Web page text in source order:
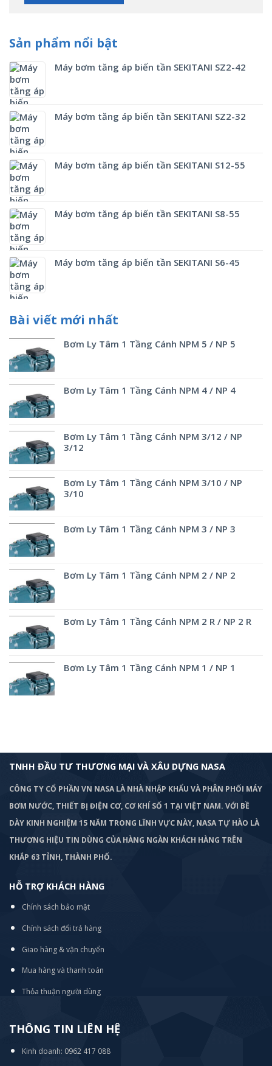
Sản phẩm nổi bật
Máy bơm tăng áp biến tần SEKITANI SZ2-42
Máy bơm tăng áp biến tần SEKITANI SZ2-32
Máy bơm tăng áp biến tần SEKITANI S12-55
Máy bơm tăng áp biến tần SEKITANI S8-55
Máy bơm tăng áp biến tần SEKITANI S6-45
Bài viết mới nhất
Bơm Ly Tâm 1 Tầng Cánh NPM 5 / NP 5
Bơm Ly Tâm 1 Tầng Cánh NPM 4 / NP 4
Bơm Ly Tâm 1 Tầng Cánh NPM 3/12 / NP
3/12
Bơm Ly Tâm 1 Tầng Cánh NPM 3/10 / NP
3/10
Bơm Ly Tâm 1 Tầng Cánh NPM 3 / NP 3
Bơm Ly Tâm 1 Tầng Cánh NPM 2 / NP 2
Bơm Ly Tâm 1 Tầng Cánh NPM 2 R / NP 2 R
Bơm Ly Tâm 1 Tầng Cánh NPM 1 / NP 1
TNHH ĐẦU TƯ THƯƠNG MẠI VÀ XÂU DỰNG NASA
CÔNG TY CỔ PHẦN VN NASA LÀ NHÀ NHẬP KHẨU VÀ PHÂN PHỐI MÁY
BƠM NƯỚC, THIẾT BỊ ĐIỆN CƠ, CƠ KHÍ SỐ 1 TẠI VIỆT NAM. VỚI BỀ
DÀY KINH NGHIỆM 15 NĂM TRONG LĨNH VỰC NÀY, NASA TỰ HÀO LÀ
THƯƠNG HIỆU TIN DÙNG CỦA HÀNG NGÀN KHÁCH HÀNG TRÊN
KHẮP 63 TỈNH, THÀNH PHỐ.
HỖ TRỢ KHÁCH HÀNG
Chính sách bảo mật
Chính sách đổi trả hàng
Giao hàng & vận chuyển
Mua hàng và thanh toán
Thỏa thuận người dùng
THÔNG TIN LIÊN HỆ
Kinh doanh: 0962 417 088